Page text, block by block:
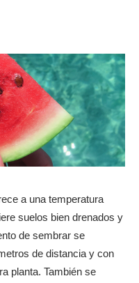
a una temperatura
suelos bien drenados y
de sembrar se
de distancia y con
planta. También se